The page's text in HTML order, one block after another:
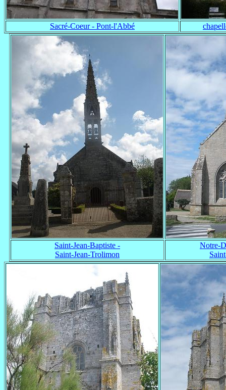
Sacré-Coeur - Pont-l'Abbé
Saint-Jean-Baptiste -
Saint-Jean-Trolimon
Notre-